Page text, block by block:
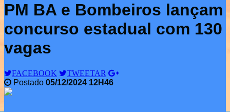
PM BA e Bombeiros lançam
concurso estadual com 130
vagas
FACEBOOK
TWEETAR
Postado 05/12/2024 12H46